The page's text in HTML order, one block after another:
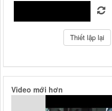
Video mới hơn